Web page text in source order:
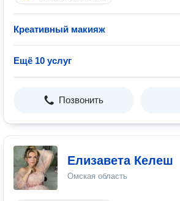
Креативный макияж
Ещё 10 услуг
Позвонить
Елизавета Келеш
Омская область